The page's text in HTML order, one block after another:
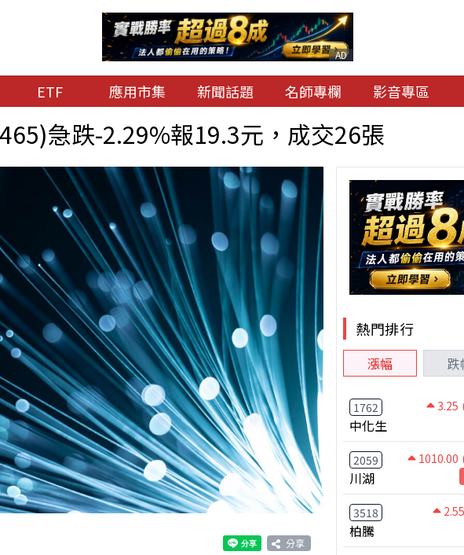
AD
ETF 應用市集 新聞話題 名師專欄 影音專區
急跌-2.29%報19.3元，成交26張
分享
熱門排行
漲幅 跌
1762 3.25
中化生
2059 1010.00
川湖
3518 2.55
柏騰